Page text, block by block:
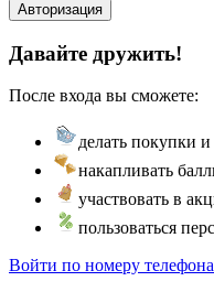
Авторизация
Давайте дружить!
После входа вы сможете:
делать покупки
накапливать
участвовать в
пользоваться
Войти по номеру телефона